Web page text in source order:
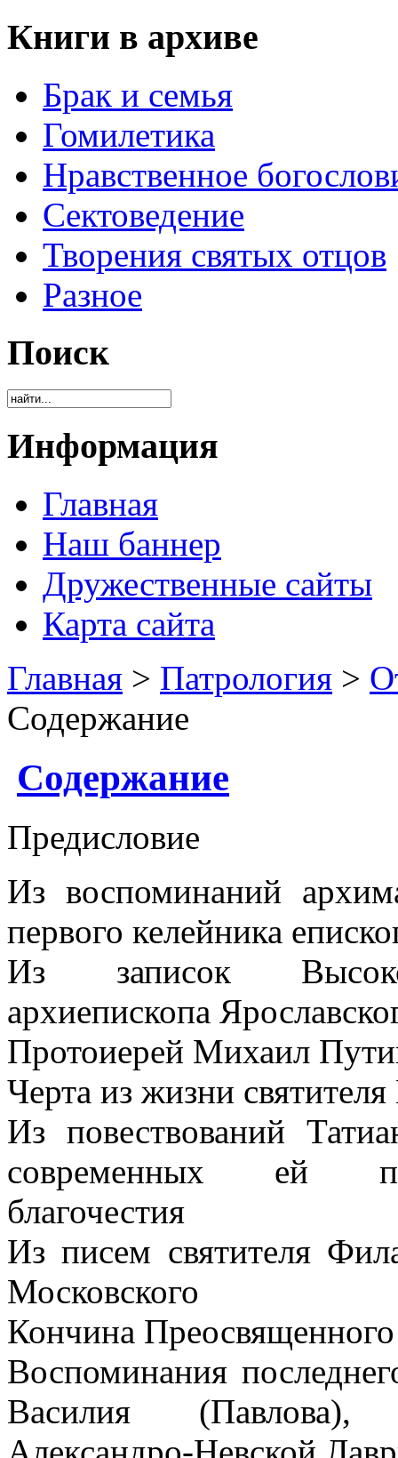
Книги в архиве
Брак и семья
Гомилетика
Нравственное
Сектоведение
Творения святых отцов
Разное
Поиск
Информация
Главная
Наш баннер
Дружественные сайты
Карта сайта
Главная > Патрология >
Содержание
Содержание
Предисловие
Из воспоминаний
первого келейника
Из записок
архиепископа
Протоиерей Михаил
Черта из жизни
Из повествований
современных ей
благочестия
Из писем святителя
Московского
Кончина
Воспоминания
Василия (Павлова),